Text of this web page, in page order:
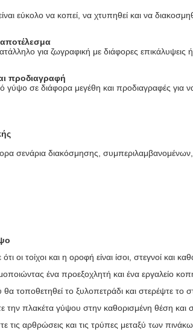
εύκολο να κοπεί, να χτυπηθεί και να
αποτέλεσμα
για ζωγραφική με διάφορες
προδιαγραφή
σε διάφορα μεγέθη και προδιαγραφές για
σενάρια διακόσμησης,
ότι οι τοίχοι και η οροφή είναι ίσοι, στεγνοί και
ένα προεξοχλητή και ένα εργαλείο
τοποθετηθεί το ξυλοπετράδι και στερέψτε το
την πλακέτα γύψου στην καθορισμένη θέση και
τις αρθρώσεις και τις τρύπες μεταξύ των